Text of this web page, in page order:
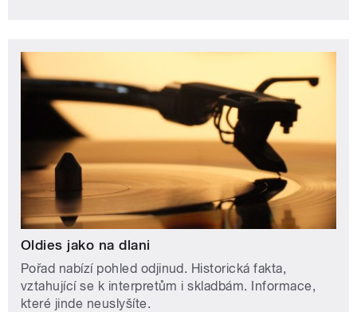
Oldies jako na dlani
Pořad nabízí pohled odjinud. Historická fakta,
vztahující se k interpretům i skladbám. Informace,
které jinde neuslyšíte.